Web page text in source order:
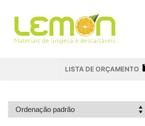
para
conteúdo
Pesquisar por:
LISTA DE ORÇAMENTO